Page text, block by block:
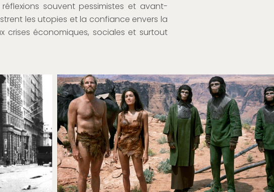
souvent pessimistes et avant-
les utopies et la confiance envers la
crises économiques, sociales et surtout